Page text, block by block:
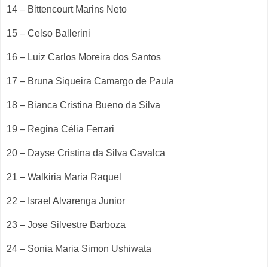
14 – Bittencourt Marins Neto
15 – Celso Ballerini
16 – Luiz Carlos Moreira dos Santos
17 – Bruna Siqueira Camargo de Paula
18 – Bianca Cristina Bueno da Silva
19 – Regina Célia Ferrari
20 – Dayse Cristina da Silva Cavalca
21 – Walkiria Maria Raquel
22 – Israel Alvarenga Junior
23 – Jose Silvestre Barboza
24 – Sonia Maria Simon Ushiwata